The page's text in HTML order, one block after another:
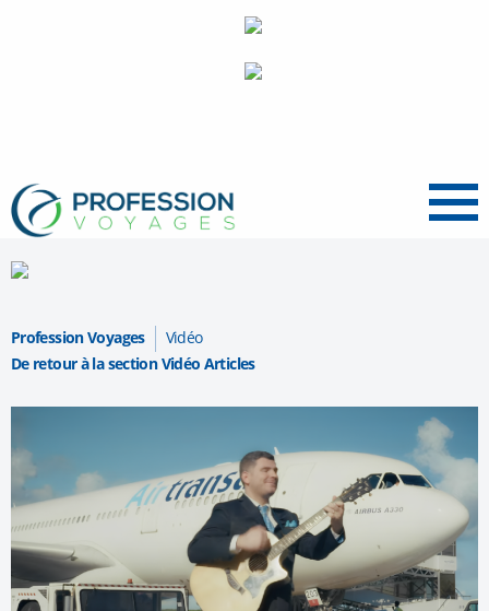
Menu
Profession Voyages
Vidéo
De retour à la section Vidéo Articles